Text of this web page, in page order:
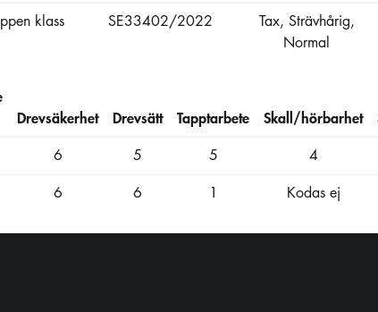
klass SE33402/2022
Tax, Strävhårig,
Normal
Drevsäkerhet Drevsätt Tapptarbete Skall/hörbarhet
6 5 5 4
6 6 1 Kodas ej